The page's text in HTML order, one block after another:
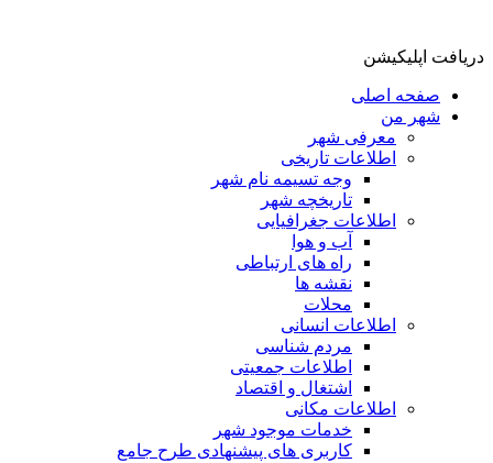
دریافت اپلیکیشن
صفحه اصلی
شهر من
معرفی شهر
اطلاعات تاریخی
وجه تسیمه نام شهر
تاریخچه شهر
اطلاعات جغرافیایی
آب و هوا
راه های ارتباطی
نقشه ها
محلات
اطلاعات انسانی
مردم شناسی
اطلاعات جمعیتی
اشتغال و اقتصاد
اطلاعات مکانی
خدمات موجود شهر
کاربری های پیشنهادی طرح جامع